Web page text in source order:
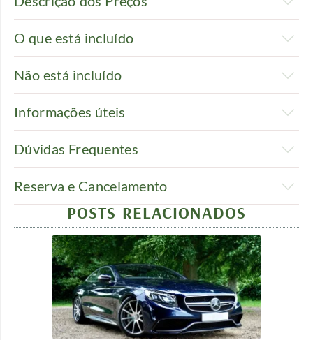
O que está incluído
Não está incluído
Informações úteis
Dúvidas Frequentes
Reserva e Cancelamento
POSTS RELACIONADOS